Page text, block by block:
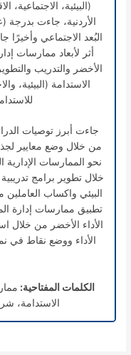
(البيئية،
الأردنية، جاءت بدرجة
البُعد الاجتماعي وأخيرًا
أثر لأبعاد ممارسات
الأخضر والتدريب
الاستدامة (البيئية،
جاءت أبرز توصيات
من خلال وضع معايير
نحو الممارسات الإدارية
خلال تطوير برامج
البيئي واكساب
تطبيق ممارسات إدارة
الأداء الأخضر من خلال
الأداء ووضع نقاط في
الكلمات المفتاحية:
الاستدامة،